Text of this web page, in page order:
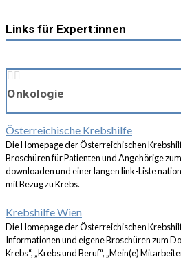
Links für Expert:innen
Onkologie
Österreichische Krebshilfe
Die Homepage der Österreichischen
Broschüren für Patienten und Angehörige
downloaden und einer langen link-Liste
mit Bezug zu Krebs.
Krebshilfe Wien
Die Homepage der Österreichischen
Informationen und eigene Broschüren zum
Krebs“, „Krebs und Beruf“, „Mein(e)